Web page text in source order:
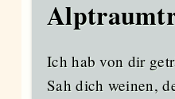
Ich hab von dir
Sah dich weinen,